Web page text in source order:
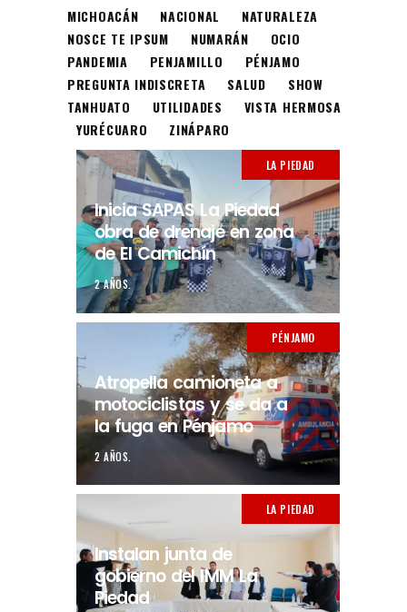
MICHOACÁN
NACIONAL
NATURALEZA
NOSCE TE IPSUM
NUMARÁN
OCIO
PANDEMIA
PENJAMILLO
PÉNJAMO
PREGUNTA INDISCRETA
SALUD
SHOW
TANHUATO
UTILIDADES
VISTA HERMOSA
YURÉCUARO
ZINÁPARO
LA PIEDAD
Inicia SAPAS La Piedad
obra de drenaje en zona
de El Camichín
2 AÑOS.
PÉNJAMO
Atropella camioneta a
motociclistas y se da a
la fuga en Pénjamo
2 AÑOS.
LA PIEDAD
Instalan junta de
gobierno del IMM La
Piedad